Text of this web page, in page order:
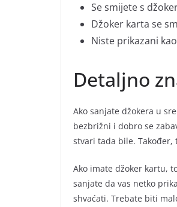
Se smijete s
Džoker karta se
Niste prikazani
Detaljno
Ako sanjate džokera u
bezbrižni i dobro se
stvari tada bile.
Ako imate džoker kartu,
sanjate da vas netko
shvaćati. Trebate biti